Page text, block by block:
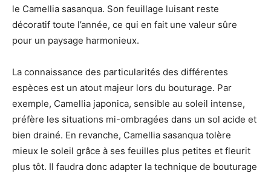
le Camellia sasanqua. Son feuillage luisant reste
décoratif toute l’année, ce qui en fait une valeur sûre
pour un paysage harmonieux.
La connaissance des particularités des différentes
espèces est un atout majeur lors du bouturage. Par
exemple, Camellia japonica, sensible au soleil intense,
préfère les situations mi-ombragées dans un sol acide et
bien drainé. En revanche, Camellia sasanqua tolère
mieux le soleil grâce à ses feuilles plus petites et fleurit
plus tôt. Il faudra donc adapter la technique de bouturage